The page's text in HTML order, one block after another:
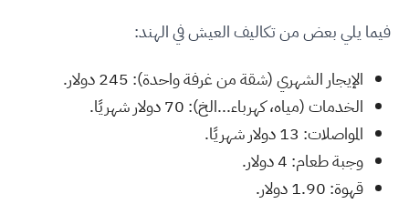
فيما يلي بعض من تكاليف العيش في الهند:
الإيجار الشهري (شقة من غرفة واحدة): 245 دولار.
الخدمات (مياه، كهرباء...الخ): 70 دولار شهريًا.
المواصلات: 13 دولار شهريًا.
وجبة طعام: 4 دولار.
قهوة: 1.90 دولار.